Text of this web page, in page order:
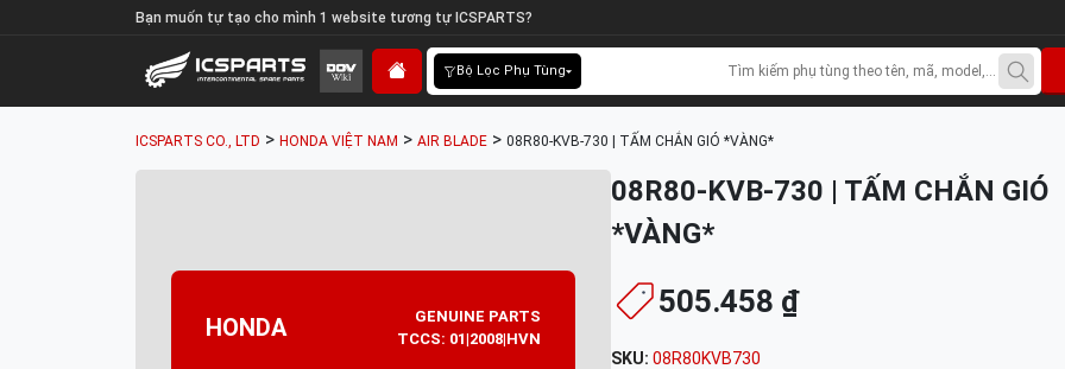
Bạn muốn tự tạo cho mình 1 website tương tự ICSPARTS?
Bộ Lọc Phụ Tùng
ICSPARTS CO., LTD > HONDA VIỆT NAM > AIR BLADE > 08R80-KVB-730 | TẤM CHẮN GIÓ *VÀNG*
HONDA
GENUINE PARTS
TCCS: 01|2008|HVN
08R80-KVB-730 | TẤM CHẮN GIÓ
*VÀNG*
505.458 ₫
SKU: 08R80KVB730